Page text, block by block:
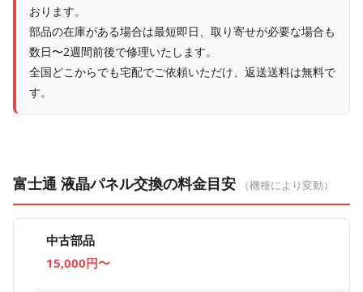
おります。
部品の在庫がある場合は最短即日、取り寄せが必要な場合も
数日〜2週間前後で修理いたします。
全国どこからでも宅配でご依頼いただけ、返送送料は無料で
す。
富士通 液晶パネル交換の料金目安 （機種により変動）
中古部品
15,000円〜